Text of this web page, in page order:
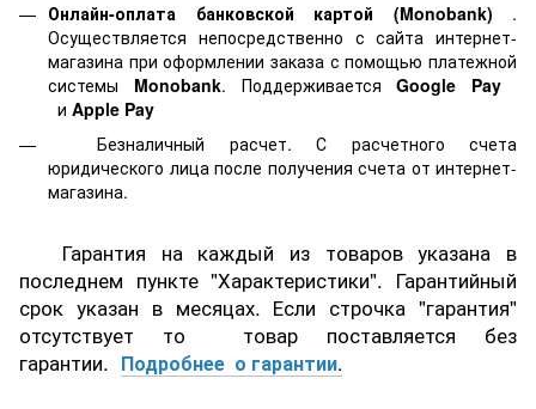
Онлайн-оплата банковской картой
(Monobank) .
Осуществляется непосредственно с сайта интернет-
магазина при оформлении заказа с помощью платежной
системы Monobank. ПоддерживаетсяGoogle Pay
и Apple Pay
Безналичный расчет. С расчетного счета
юридического лица после получения счета от интернет-
магазина.
Гарантия на каждый из товаров указана в
последнем пункте "Характеристики". Гарантийный
срок указан в месяцах. Если строчка "гарантия"
отсутствует то товар поставляется без
гарантии. Подробнее о гарантии.